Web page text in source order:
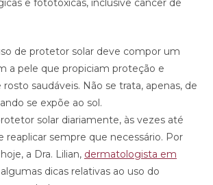
e fototóxicas, inclusive câncer de
de protetor solar deve compor um
a pele que propiciam proteção e
saudáveis. Não se trata, apenas, de
se expõe ao sol.
solar diariamente, às vezes até
reaplicar sempre que necessário. Por
a Dra. Lilian, dermatologista em
algumas dicas relativas ao uso do